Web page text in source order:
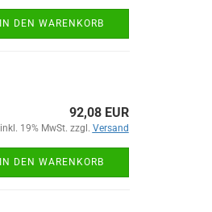
IN DEN WARENKORB
92,08 EUR
inkl. 19% MwSt. zzgl. Versand
IN DEN WARENKORB